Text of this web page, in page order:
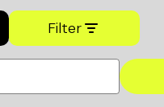
Filter